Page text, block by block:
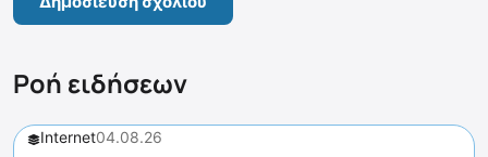
Ροή ειδήσεων
Internet04.08.26